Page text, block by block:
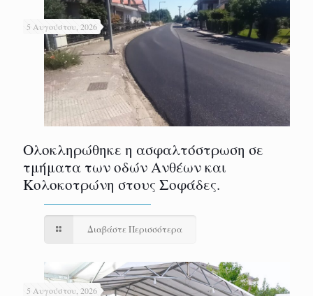
5 Αυγούστου, 2026
Ολοκληρώθηκε η ασφαλτόστρωση σε
τμήματα των οδών Ανθέων και
Κολοκοτρώνη στους Σοφάδες.
Διαβάστε Περισσότερα
5 Αυγούστου, 2026